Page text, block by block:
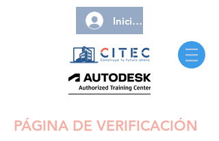
Iniciar sesión
PÁGINA DE VERIFICACIÓN